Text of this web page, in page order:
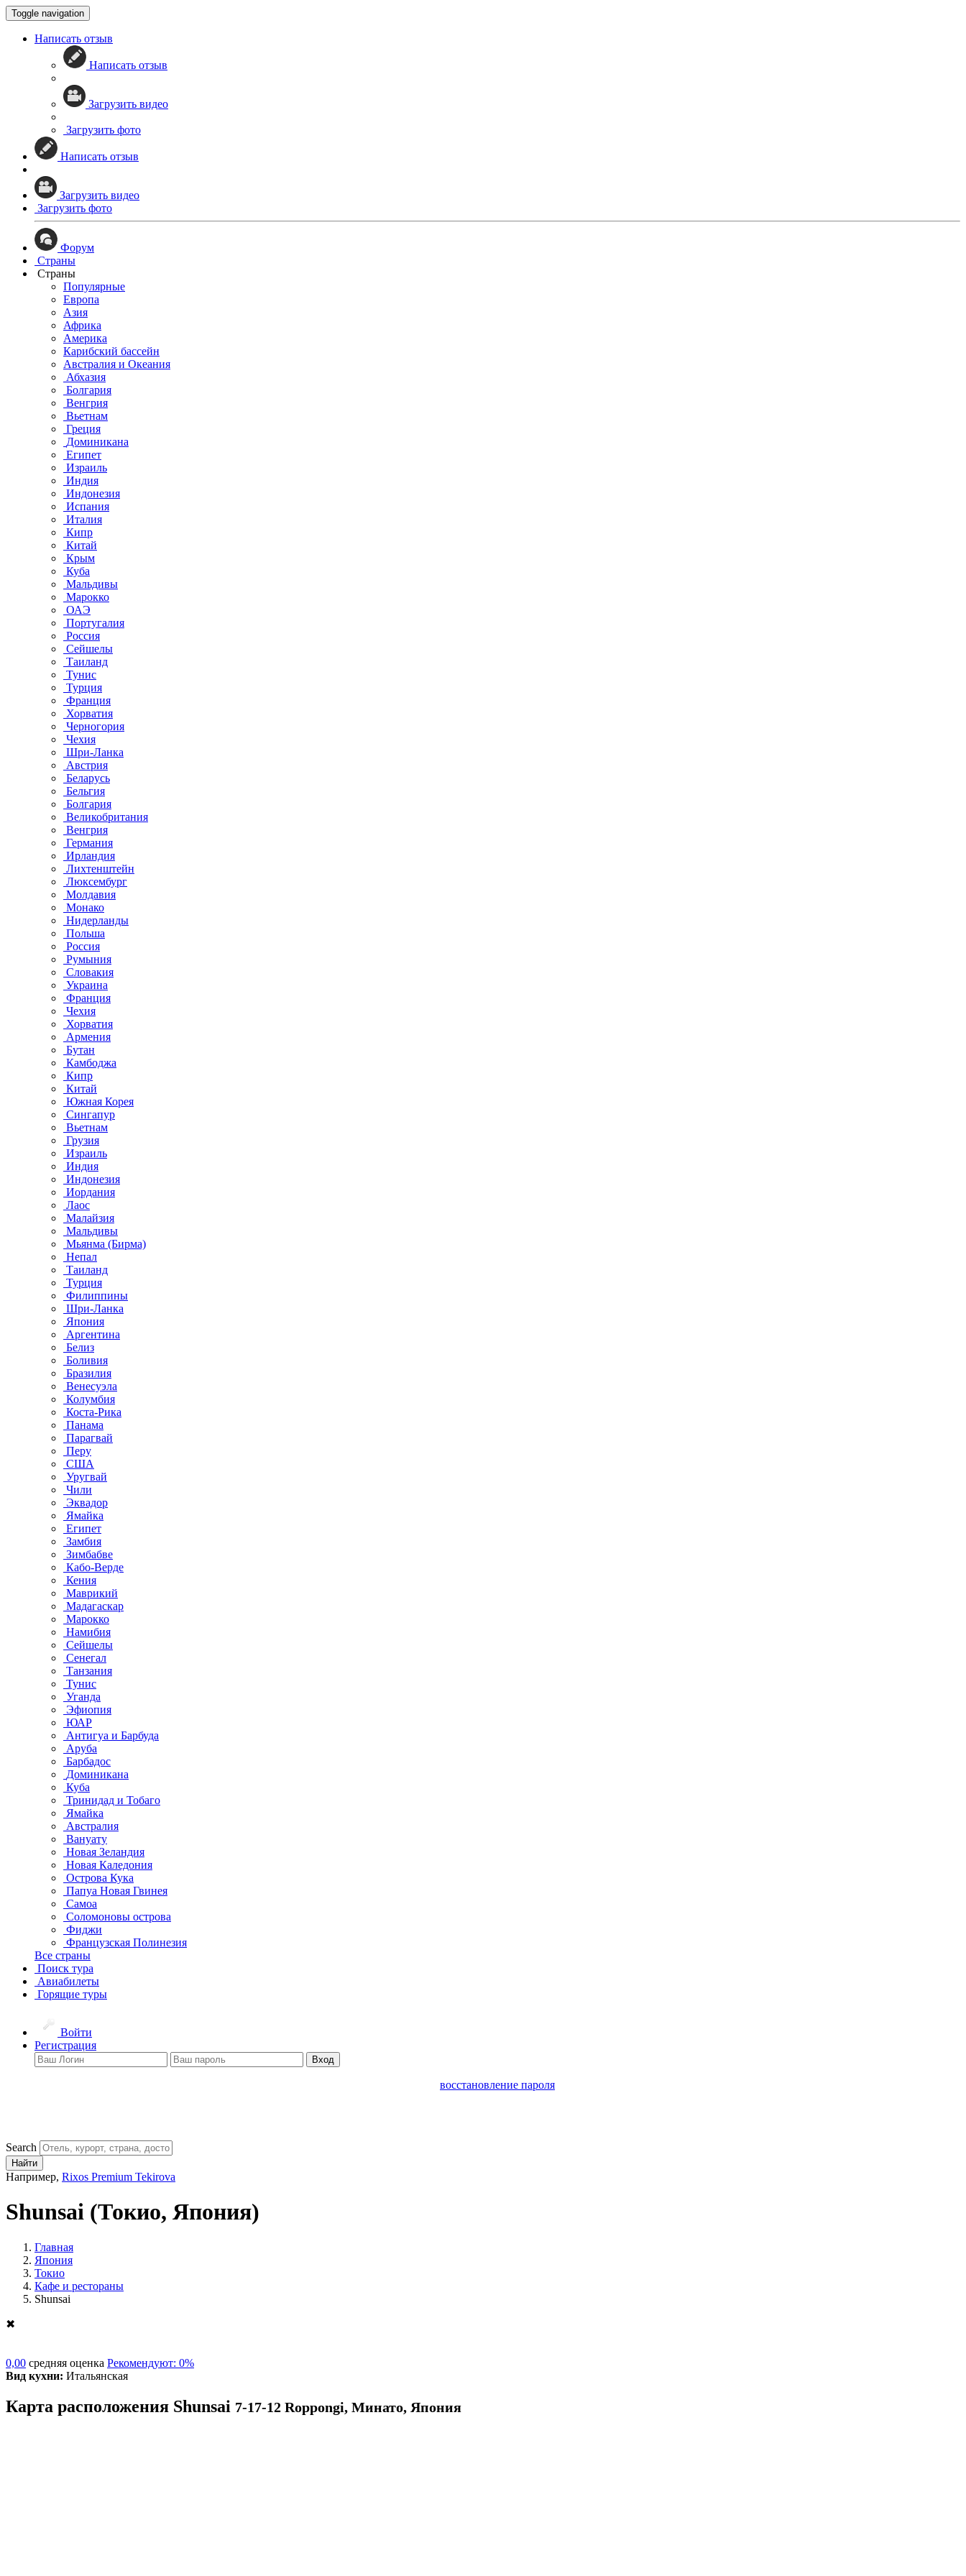
Toggle navigation
Написать отзыв
Написать отзыв
Загрузить видео
Загрузить фото
Написать отзыв
Загрузить видео
Загрузить фото
Форум
Страны
Страны
Популярные
Европа
Азия
Африка
Америка
Карибский бассейн
Австралия и Океания
Абхазия
Болгария
Венгрия
Вьетнам
Греция
Доминикана
Египет
Израиль
Индия
Индонезия
Испания
Италия
Кипр
Китай
Крым
Куба
Мальдивы
Марокко
ОАЭ
Португалия
Россия
Сейшелы
Таиланд
Тунис
Турция
Франция
Хорватия
Черногория
Чехия
Шри-Ланка
Австрия
Беларусь
Бельгия
Болгария
Великобритания
Венгрия
Германия
Ирландия
Лихтенштейн
Люксембург
Молдавия
Монако
Нидерланды
Польша
Россия
Румыния
Словакия
Украина
Франция
Чехия
Хорватия
Армения
Бутан
Камбоджа
Кипр
Китай
Южная Корея
Сингапур
Вьетнам
Грузия
Израиль
Индия
Индонезия
Иордания
Лаос
Малайзия
Мальдивы
Мьянма (Бирма)
Непал
Таиланд
Турция
Филиппины
Шри-Ланка
Япония
Аргентина
Белиз
Боливия
Бразилия
Венесуэла
Колумбия
Коста-Рика
Панама
Парагвай
Перу
США
Уругвай
Чили
Эквадор
Ямайка
Египет
Замбия
Зимбабве
Кабо-Верде
Кения
Маврикий
Мадагаскар
Марокко
Намибия
Сейшелы
Сенегал
Танзания
Тунис
Уганда
Эфиопия
ЮАР
Антигуа и Барбуда
Аруба
Барбадос
Доминикана
Куба
Тринидад и Тобаго
Ямайка
Австралия
Вануату
Новая Зеландия
Новая Каледония
Острова Кука
Папуа Новая Гвинея
Самоа
Соломоновы острова
Фиджи
Французская Полинезия
Все страны
Поиск тура
Авиабилеты
Горящие туры
Войти
Регистрация
Вход
восстановление пароля
Search
Найти
Например, Rixos Premium Tekirova
Shunsai (Токио, Япония)
Главная
Япония
Токио
Кафе и рестораны
Shunsai
✖
0,00 средняя оценка Рекомендуют: 0%
Вид кухни: Итальянская
Карта расположения Shunsai 7-17-12 Roppongi, Минато, Япония